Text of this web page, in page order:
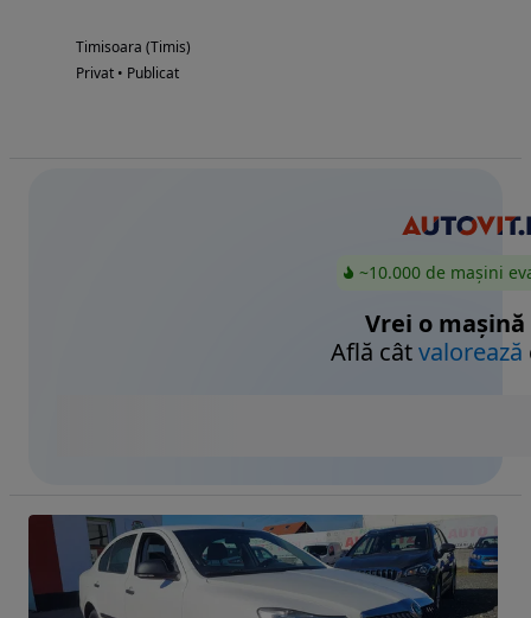
Timisoara (Timis)
Privat • Publicat
~10.000 de mașini
Vrei o mașină
Află câtvalorează